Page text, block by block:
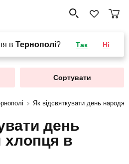
в Тернополі? Так Ні
Сортувати
Як відсвяткувати день
день
хлопця в